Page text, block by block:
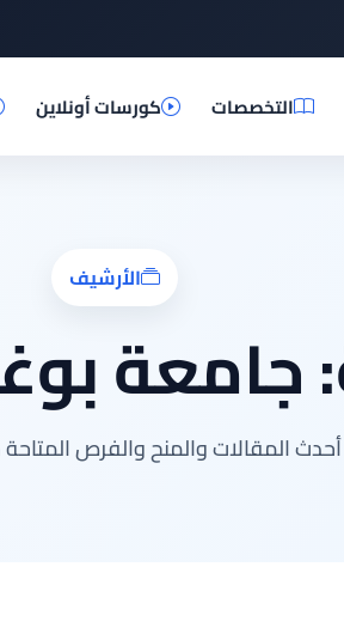
التخصصات كورسات أونلاين
الأرشيف
جامعة
المقالات والمنح والفرص